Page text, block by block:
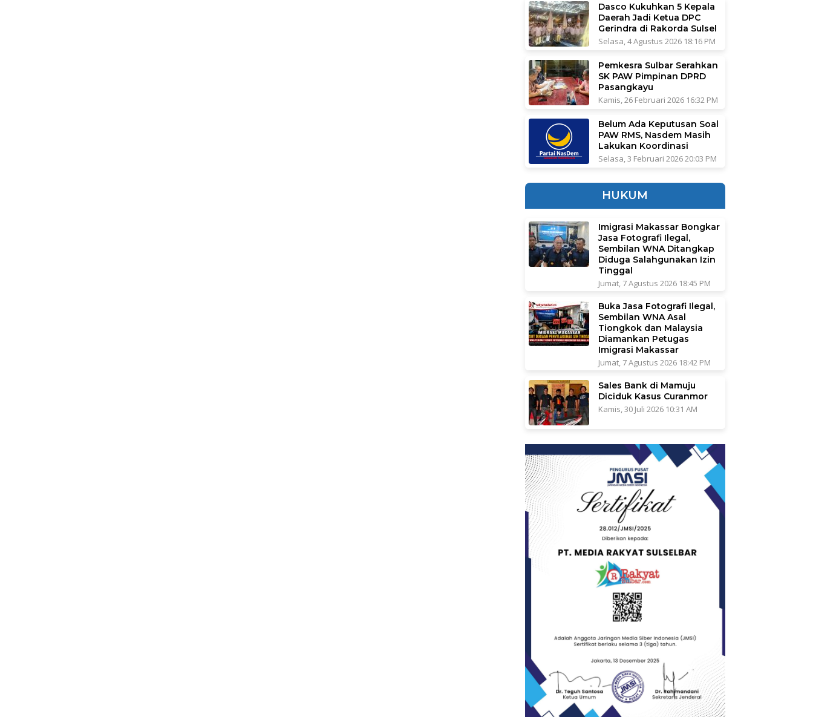
Dasco Kukuhkan 5 Kepala
Daerah Jadi Ketua DPC
Gerindra di Rakorda Sulsel
Selasa, 4 Agustus 2026 18:16 PM
Pemkesra Sulbar Serahkan
SK PAW Pimpinan DPRD
Pasangkayu
Kamis, 26 Februari 2026 16:32 PM
Belum Ada Keputusan Soal
PAW RMS, Nasdem Masih
Lakukan Koordinasi
Selasa, 3 Februari 2026 20:03 PM
HUKUM
Imigrasi Makassar Bongkar
Jasa Fotografi Ilegal,
Sembilan WNA Ditangkap
Diduga Salahgunakan Izin
Tinggal
Jumat, 7 Agustus 2026 18:45 PM
Buka Jasa Fotografi Ilegal,
Sembilan WNA Asal
Tiongkok dan Malaysia
Diamankan Petugas
Imigrasi Makassar
Jumat, 7 Agustus 2026 18:42 PM
Sales Bank di Mamuju
Diciduk Kasus Curanmor
Kamis, 30 Juli 2026 10:31 AM